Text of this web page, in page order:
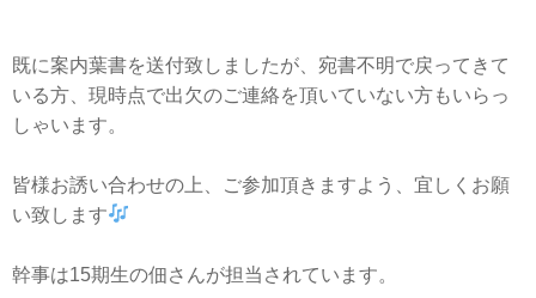
既に案内葉書を送付致しましたが、宛書不明で戻ってきて
いる方、現時点で出欠のご連絡を頂いていない方もいらっ
しゃいます。
皆様お誘い合わせの上、ご参加頂きますよう、宜しくお願
い致します
幹事は15期生の佃さんが担当されています。